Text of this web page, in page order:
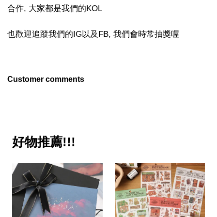
合作, 大家都是我們的KOL
也歡迎追蹤我們的IG以及FB, 我們會時常抽獎喔
Customer comments
好物推薦!!!